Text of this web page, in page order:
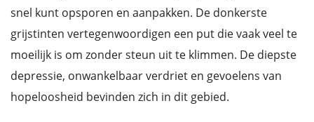
snel kunt opsporen en aanpakken. De donkerste
grijstinten vertegenwoordigen een put die vaak veel te
moeilijk is om zonder steun uit te klimmen. De diepste
depressie, onwankelbaar verdriet en gevoelens van
hopeloosheid bevinden zich in dit gebied.